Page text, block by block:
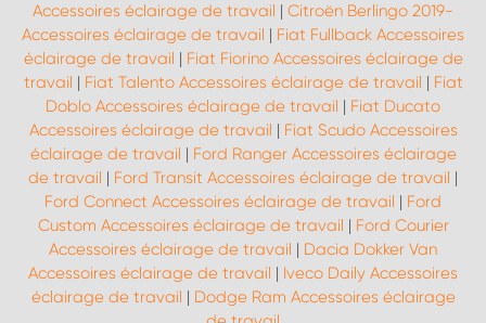
Accessoires éclairage de travail | Citroën Berlingo 2019-
Accessoires éclairage de travail | Fiat Fullback Accessoires
éclairage de travail | Fiat Fiorino Accessoires éclairage de
travail | Fiat Talento Accessoires éclairage de travail | Fiat
Doblo Accessoires éclairage de travail | Fiat Ducato
Accessoires éclairage de travail | Fiat Scudo Accessoires
éclairage de travail | Ford Ranger Accessoires éclairage
de travail | Ford Transit Accessoires éclairage de travail |
Ford Connect Accessoires éclairage de travail | Ford
Custom Accessoires éclairage de travail | Ford Courier
Accessoires éclairage de travail | Dacia Dokker Van
Accessoires éclairage de travail | Iveco Daily Accessoires
éclairage de travail | Dodge Ram Accessoires éclairage